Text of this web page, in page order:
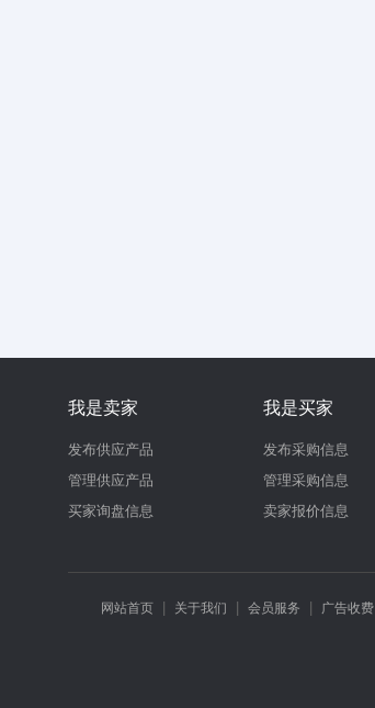
我是卖家
发布供应产品
管理供应产品
买家询盘信息
我是买家
发布采购信息
管理采购信息
卖家报价信息
网站首页 关于我们 会员服务 广告收费